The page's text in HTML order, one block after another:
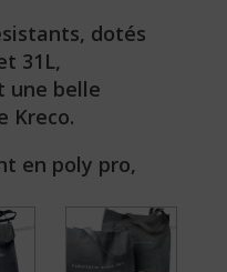
dotés
31L,
une belle
Kreco.
en poly pro,